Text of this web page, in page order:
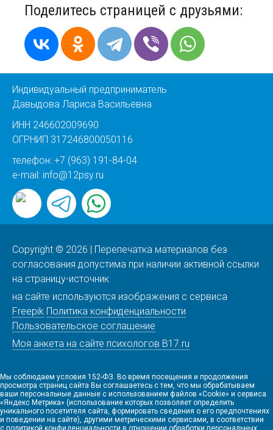
Поделитесь страницей с друзьями:
Индивидуальный предприниматель
Давыдова Лариса Васильевна
ИНН 246602009690
ОГРНИП 317246800050116
телефон: +7 (963) 191-84-04
e-mail: info@12psy.ru
Copyright © 2026 | Перепечатка материалов без
согласования допустима при наличии активной ссылки
на страницу-источник
на сайте используются изображения с сервиса
Freepik Политика конфиденциальности
Пользовательское соглашение
Моя анкета на сайте психологов B17.ru
Мы соблюдаем условия 152-ФЗ. Во время посещения и продолжения
просмотра страниц сайта Вы соглашаетесь с тем, что мы обрабатываем
ваши персональные данные с использованием файлов «Cookie» и сервиса
«Яндекс Метрика» (использование которых позволяет определить
уникального посетителя сайта, формировать сведения о его предпочтениях
и поведении на сайте), другими метрическими сервисами, в соответствии
с политикой конфиденциальности в отношении обработки персональных